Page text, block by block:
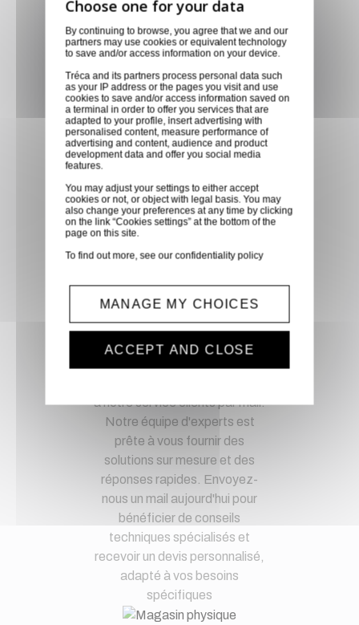
Livraison via GLS
Retirer vos produits
directement en magasin ou
faites vous livrer chez vous ou
dans les points relais de notre
partenaire GLS, partout en
France métropolitaine et en
Europe entre 24h et 48h après
mise à disposition des produits
à notre transporteur.
Paiement sécurisé
Paiement CB, virement,
Service client
Optez pour la tranquillité
à notre service clients par mail.
Notre équipe d'experts est
prête à vous fournir des
solutions sur mesure et des
réponses rapides. Envoyez-
nous un mail aujourd'hui pour
bénéficier de conseils
techniques spécialisés et
recevoir un devis personnalisé,
adapté à vos besoins
spécifiques
By continuing to browse, you agree that we and our
partners may use cookies or equivalent technology
to save and/or access information on your device.
Tréca and its partners process personal data such
as your IP address or the pages you visit and use
cookies to save and/or access information saved on
a terminal in order to offer you services that are
adapted to your profile, insert advertising with
personalised content, measure performance of
advertising and content, audience and product
development data and offer you social media
features.
You may adjust your settings to either accept
cookies or not, or object with legal basis. You may
also change your preferences at any time by clicking
on the link “Cookies settings” at the bottom of the
page on this site.
To find out more, see ourconfidentiality policy
MANAGE MY CHOICES
ACCEPT AND CLOSE